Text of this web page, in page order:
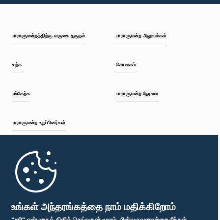
உங்கள் அந்தரங்கத்தை நாம் மதிக்கிறோம்
பி.ப. 2:15 - பி.ப. 2:25
பி.ப. 2:30 - பி.ப. 2:39
பி.ப. 2:48 - பி.ப. 2:57
பாராளுமன்றத்திற்கு வருகை தருதல்
கற்க
பங்கேற்க
பாராளுமன்ற உறுப்பினர்கள்
முதற்பக்கம்
பாராளுமன்ற அலுவல்கள்
செயலகம்
பாராளுமன்ற நேரலை
பாராளுமன்ற கையடக்க செயலி